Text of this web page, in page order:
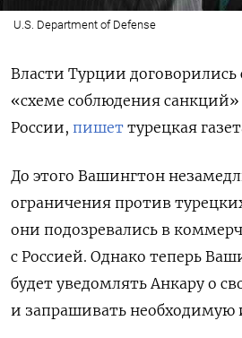
U.S. Department of Defense
Власти Турции
«схеме соблюдения
России, пишет турецкая
До этого Вашингтон
ограничения против
они подозревались в
с Россией. Однако теперь
будет уведомлять Анкару о
и запрашивать